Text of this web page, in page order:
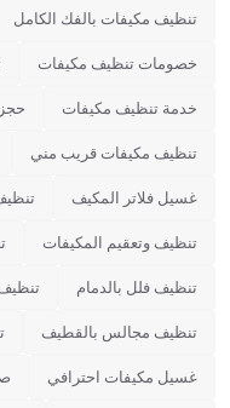
تنظيف مكيفات بالفك الكامل
خصومات تنظيف مكيفات
خدمة تنظيف مكيفات
تنظيف مكيفات قريب مني
غسيل فلاتر المكيف
تنظيف وتعقيم المكيفات
تنظيف فلل بالدمام
تنظيف مجالس بالقطيف
غسيل مكيفات احترافي